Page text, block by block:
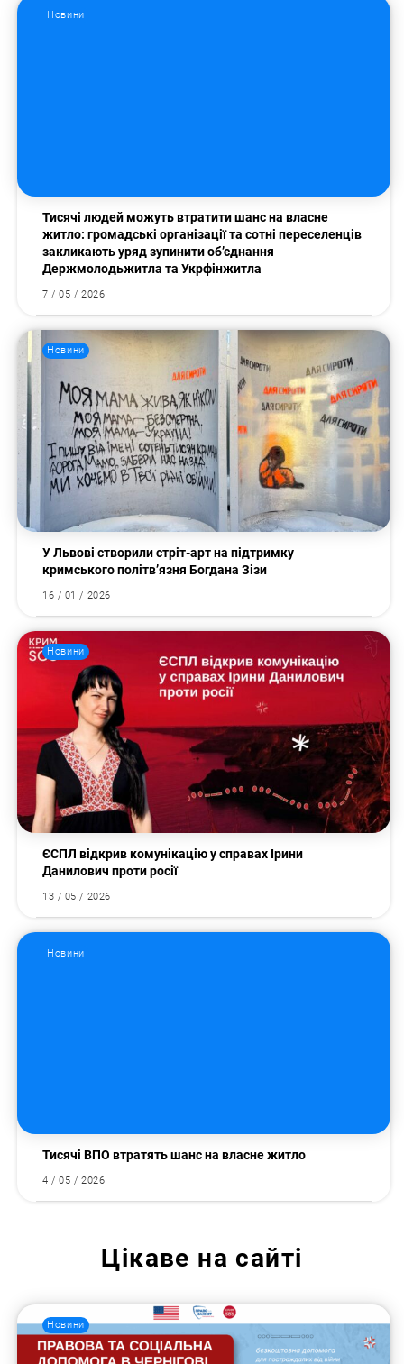
Новини
Тисячі людей можуть втратити шанс на власне
житло: громадські організації та сотні переселенців
закликають уряд зупинити об’єднання
Держмолодьжитла та Укрфінжитла
7 / 05 / 2026
Новини
У Львові створили стріт-арт на підтримку
кримського політв’язня Богдана Зізи
16 / 01 / 2026
Новини
ЄСПЛ відкрив комунікацію у справах Ірини
Данилович проти росії
13 / 05 / 2026
Новини
Тисячі ВПО втратять шанс на власне житло
4 / 05 / 2026
Цікаве на сайті
Новини